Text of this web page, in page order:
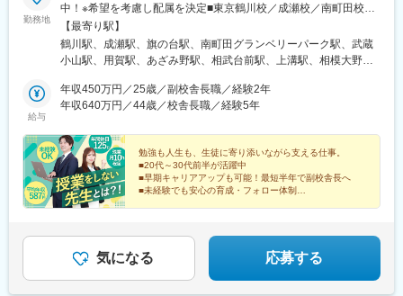
勤務地
中！※希望を考慮し配属を決定■東京鶴川校／成瀬校／南町田校／
用賀校／旗の台中原街道校／武蔵小山駅前校■神奈川上溝校／相模
大野校／相模原橋本校／渕野辺校／あざみ野校／東急日吉校／長
津田駅南口校／鷺沼校／宮崎台駅北口校／宮前平校／中央林間駅
清水駅前校／三島駅前校／静岡呉服町通り校■愛知一社校／杁中校
／植田校／御器所校／平針校／藤が丘駅南校／瑞穂新瑞橋校／本
河内松原駅前校■奈良橿原神宮前校／八木畝傍校／高の原駅前校／
高の原駅東口校／JR奈良駅前校／近鉄郡山駅前校／五位堂駅前校
■岡山岡山駅前第一セントラルビル校／倉敷駅前校／倉敷茶屋町校
■高知高知本町校／高知橋前校■福岡柳川校■熊本宇土駅前校／八
代松江通り校■佐賀鳥栖校／佐賀駅北口校※受動喫煙対策：屋内禁
【最寄り駅】
鶴川駅、成瀬駅、旗の台駅、南町田グランベリーパーク駅、武蔵
小山駅、用賀駅、あざみ野駅、相武台前駅、上溝駅、相模大野
長津田駅、淵野辺駅、宮崎台駅、宮前平駅、清水駅(静岡県)、沼津
駅、大岡駅(静岡県)、三島駅、静岡駅、一社駅、いりなか駅、植田
駅、藤が丘駅(愛知県)、新瑞橋駅、本山駅(愛知県)、八事駅、近鉄
八尾駅、河内松原駅、橿原神宮前駅、高の原駅、近鉄郡山駅、五
位堂駅、八木西口駅、奈良駅、岡山駅前駅、倉敷駅、茶屋町駅、
大橋通駅、高知橋駅、矢加部駅、宇土駅、八代駅、鳥栖駅、佐賀
駅、荏原町駅、西小山駅、新清水駅、三島広小路駅、新静岡駅、
敷市駅、堀詰駅、高知駅前駅、長原駅(東京都)、日吉町駅、妙音通
駅、大和八木駅、西川緑道公園駅、高知城前駅、高知駅
給与
年収450万円／25歳／副校舎長職／経験2年
年収640万円／44歳／校舎長職／経験5年
勉強も人生も、生徒に寄り添いながら支える仕事。
■20代～30代前半が活躍中
■早期キャリアアップも可能！最短半年で副校舎長へ
■未経験でも安心の育成・フォロー体制
気になる 応募する